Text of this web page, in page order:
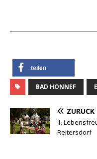
teilen
BAD HONNEF
ZURÜCK
1.
Reitersdorf